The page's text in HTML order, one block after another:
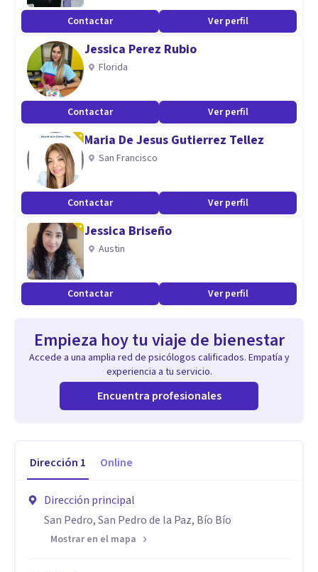
Contactar Ver perfil
Jessica Perez Rubio
Florida
Contactar Ver perfil
Maria De Jesus Gutierrez Tellez
San Francisco
Contactar Ver perfil
Jessica Briseño
Austin
Contactar Ver perfil
Empieza hoy tu viaje de bienestar
Accede a una amplia red de psicólogos calificados. Empatía y
experiencia a tu servicio.
Encuentra profesionales
Dirección 1 Online
Dirección principal
San Pedro, San Pedro de la Paz, Bío Bío
Mostrar en el mapa